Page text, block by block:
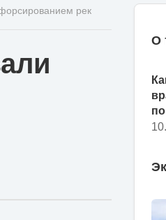
рек
О